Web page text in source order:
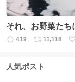
それ、お野菜た
返
数
419
リ
ス
11,118
い
人気ポスト